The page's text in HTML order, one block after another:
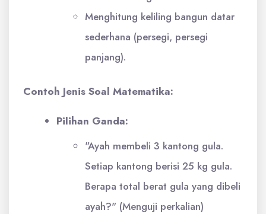
Menghitung keliling bangun datar
sederhana (persegi, persegi
panjang).
Contoh Jenis Soal Matematika:
Pilihan Ganda:
"Ayah membeli 3 kantong gula.
Setiap kantong berisi 25 kg gula.
Berapa total berat gula yang dibeli
ayah?" (Menguji perkalian)